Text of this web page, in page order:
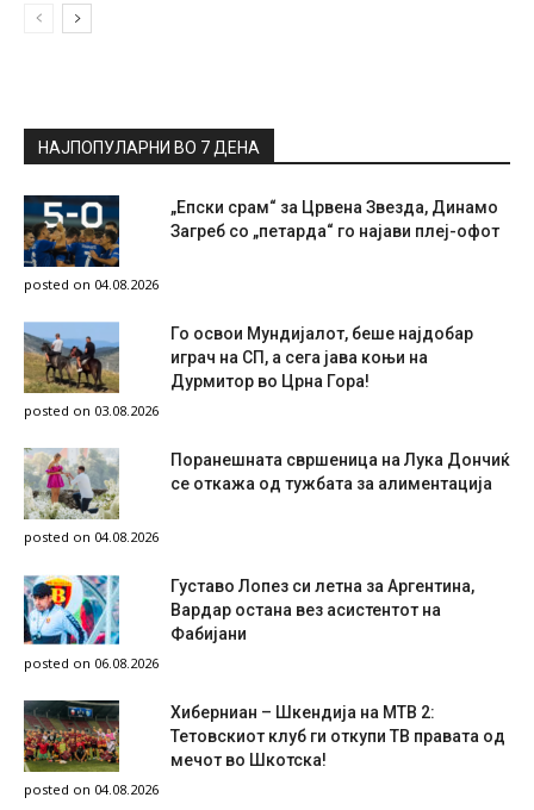
НАЈПОПУЛАРНИ ВО 7 ДЕНА
„Епски срам“ за Црвена Звезда, Динамо
Загреб со „петарда“ го најави плеј-офот
posted on 04.08.2026
Го освои Мундијалот, беше најдобар
играч на СП, а сега јава коњи на
Дурмитор во Црна Гора!
posted on 03.08.2026
Поранешната свршеница на Лука Дончиќ
се откажа од тужбата за алиментација
posted on 04.08.2026
Густаво Лопез си летна за Аргентина,
Вардар остана вез асистентот на
Фабијани
posted on 06.08.2026
Хиберниан – Шкендија на МТВ 2:
Тетовскиот клуб ги откупи ТВ правата од
мечот во Шкотска!
posted on 04.08.2026